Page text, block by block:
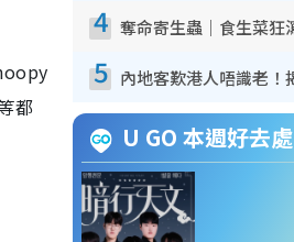
都
4
5
U GO 本週好去處